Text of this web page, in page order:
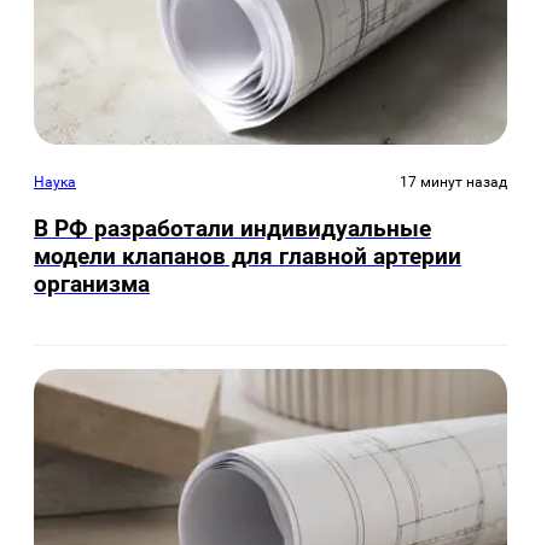
Наука 17 минут назад
В РФ разработали индивидуальные
модели клапанов для главной артерии
организма